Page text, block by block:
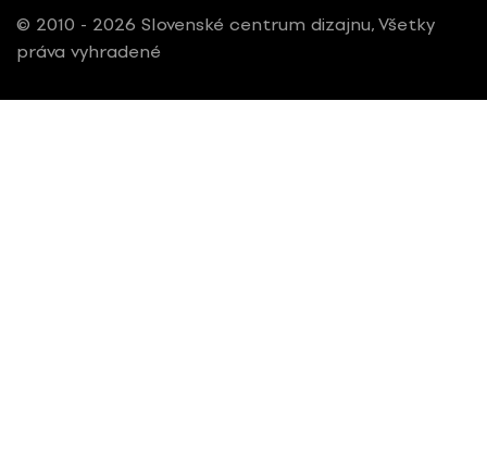
© 2010 - 2026 Slovenské centrum dizajnu, Všetky
práva vyhradené